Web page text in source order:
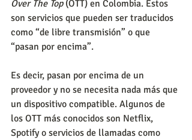
Over The Top (OTT) en Colombia. Estos
son servicios que pueden ser traducidos
como “de libre transmisión” o que
“pasan por encima”.
Es decir, pasan por encima de un
proveedor y no se necesita nada más que
un dispositivo compatible. Algunos de
los OTT más conocidos son Netflix,
Spotify o servicios de llamadas como